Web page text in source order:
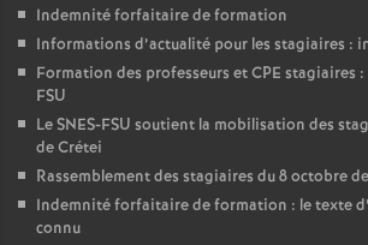
Indemnité forfaitaire de formation
Informations d’actualité pour les stagiaires :
Formation des professeurs etCPE stagiaires
FSU
LeSNES-FSU soutient la mobilisation des
de Crétei
Rassemblement des stagiaires du 8 octobre
Indemnité forfaitaire de formation : le texte
connu